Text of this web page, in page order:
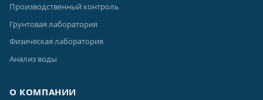
Производственный контроль
Грунтовая лаборатория
Физическая лаборатория
Анализ воды
О КОМПАНИИ